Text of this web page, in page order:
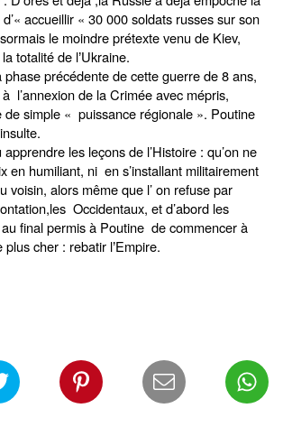
accueillir « 30 000 soldats russes sur son
le moindre prétexte venu de Kiev,
totalité de l’Ukraine.
phase précédente de cette guerre de 8 ans,
l’annexion de la Crimée avec mépris,
de simple « puissance régionale ». Poutine
insulte.
les leçons de l’Histoire : qu’on ne
en humiliant, ni en s’installant militairement
voisin, alors même que l’ on refuse par
Occidentaux, et d’abord les
final permis à Poutine de commencer à
plus cher : rebatir l’Empire.